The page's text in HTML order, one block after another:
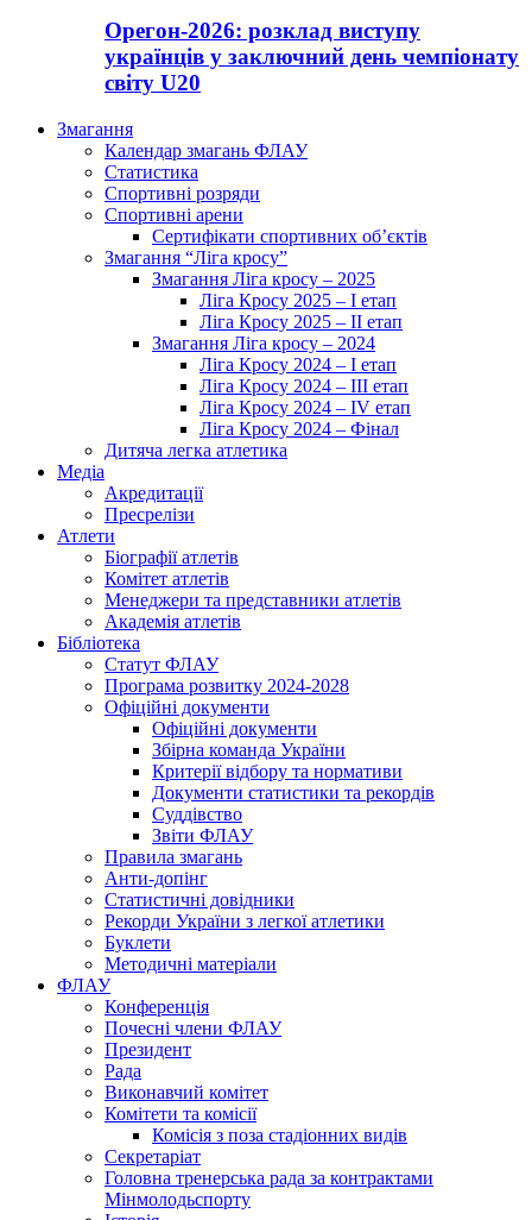
Орегон-2026: розклад виступу
українців у заключний день чемпіонату
світу U20
Змагання
Календар змагань ФЛАУ
Статистика
Спортивні розряди
Спортивні арени
Сертифікати спортивних об’єктів
Змагання “Ліга кросу”
Змагання Ліга кросу – 2025
Ліга Кросу 2025 – I етап
Ліга Кросу 2025 – II етап
Змагання Ліга кросу – 2024
Ліга Кросу 2024 – I етап
Ліга Кросу 2024 – III етап
Ліга Кросу 2024 – IV етап
Ліга Кросу 2024 – Фінал
Дитяча легка атлетика
Медіа
Акредитації
Пресрелізи
Атлети
Біографії атлетів
Комітет атлетів
Менеджери та представники атлетів
Академія атлетів
Бібліотека
Статут ФЛАУ
Програма розвитку 2024-2028
Офіційні документи
Офіційні документи
Збірна команда України
Критерії відбору та нормативи
Документи статистики та рекордів
Суддівство
Звіти ФЛАУ
Правила змагань
Анти-допінг
Статистичні довідники
Рекорди України з легкої атлетики
Буклети
Методичні матеріали
ФЛАУ
Конференція
Почесні члени ФЛАУ
Президент
Рада
Виконавчий комітет
Комітети та комісії
Комісія з поза стадіонних видів
Секретаріат
Головна тренерська рада за контрактами
Мінмолодьспорту